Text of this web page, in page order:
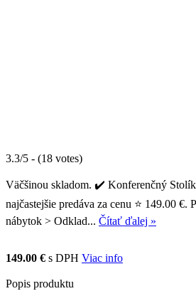
3.3/5 - (18 votes)
Väčšinou skladom. ✔️ Konferenčný
najčastejšie predáva za cenu ⭐ 149.00 €.
nábytok > Odklad... Čítať ďalej »
149.00 € s DPH Viac info
Popis produktu